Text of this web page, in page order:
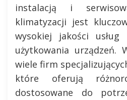
instalacją i
klimatyzacji jest
wysokiej jakości
użytkowania urządzeń.
wiele firm
które oferują
dostosowane do